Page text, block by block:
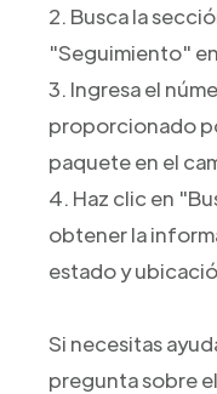
2. Busca la
"Seguimiento"
3. Ingresa el
proporcionado
paquete en el
4. Haz clic en
obtener la
estado y
Si necesitas
pregunta sobre